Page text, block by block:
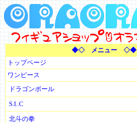
◆◇ メニュー ◇◆
トップページ
ワンピース
ドラゴンボール
S.I..C
北斗の拳